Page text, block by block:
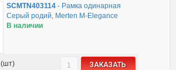
SCMTN403114 - Рамка одинарная
Серый родий, Merten M-Elegance
В наличии
(шт) ЗАКАЗАТЬ